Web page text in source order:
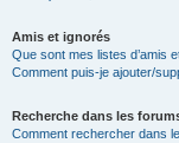
Amis et ignorés
Que sont mes listes d’amis
Comment puis-je ajouter/
Recherche dans les
Comment rechercher dans